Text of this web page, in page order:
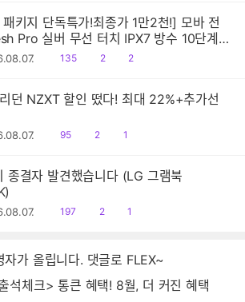
키지 단독특가!최종가 1만2천!] 모바 전
Pro 실버 무선 터치 IPX7 방수 10단계
읽
135
공
2
댓
2
던 NZXT 할인 떴다! 최대 22%+추가선
읽
95
공
2
댓1
종결자 발견했습니다 (LG 그램북
읽
197
공
2
댓1
자가 올립니다. 댓글로 FLEX~
석체크> 통큰 혜택! 8월, 더 커진 혜택